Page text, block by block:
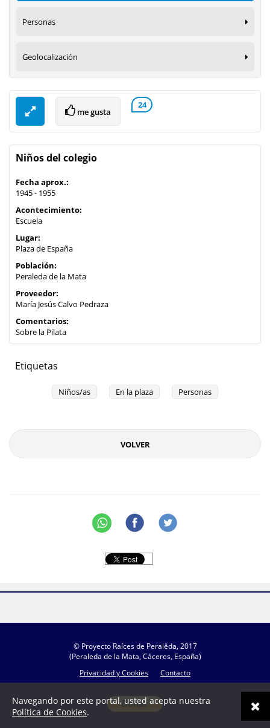
Personas
Geolocalización
me gusta
24
Niños del colegio
Fecha aprox.:
1945 - 1955
Acontecimiento:
Escuela
Lugar:
Plaza de España
Población:
Peraleda de la Mata
Proveedor:
María Jesús Calvo Pedraza
Comentarios:
Sobre la Pilata
Etiquetas
Niños/as En la plaza Personas
VOLVER
© Proyecto Raíces de Peralêda, 2017
(Peraleda de la Mata, Cáceres, España)
Privacidad y Cookies
Contacto
Navegando por este portal, usted acepta nuestra
Política de Cookies.